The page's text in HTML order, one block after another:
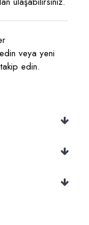
veya yeni
edin.